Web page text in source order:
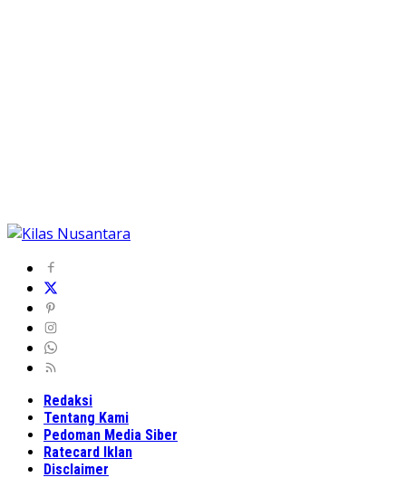
Redaksi
Tentang Kami
Pedoman Media Siber
Ratecard Iklan
Disclaimer